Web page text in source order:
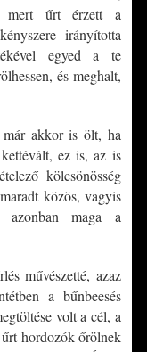
mert űrt érzett a
irányította
egyed a te
és meghalt,
már akkor is ölt, ha
ez is, az is
kölcsönösség
közös, vagyis
azonban maga a
művészetté, azaz
a bűnbeesés
volt a cél, a
űrt hordozók őrölnek